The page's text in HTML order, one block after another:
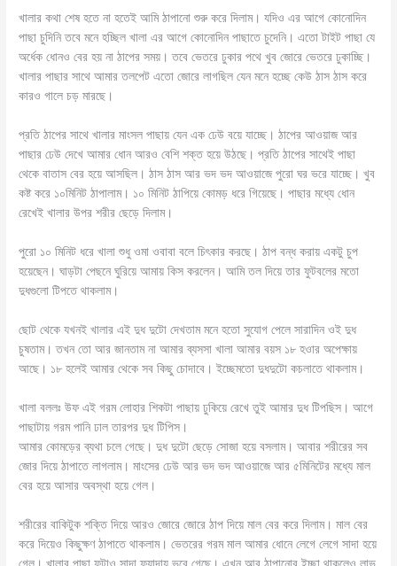
খালার কথা শেষ হতে না হতেই আমি ঠাপানো শুরু করে দিলাম। যদিও এর আগে কোনোদিন
পাছা চুদিনি তবে মনে হচ্ছিল খালা এর আগে কোনোদিন পাছাতে চুদেনি। এতো টাইট পাছা যে
অর্ধেক ধোনও বের হয় না ঠাপের সময়। তবে ভেতরে ঢুকার পথে খুব জোরে ভেতরে ঢুকাচ্ছি।
খালার পাছার সাথে আমার তলপেট এতো জোরে লাগছিল যেন মনে হচ্ছে কেউ ঠাস ঠাস করে
কারও গালে চড় মারছে।
প্রতি ঠাপের সাথে খালার মাংসল পাছায় যেন এক ঢেউ বয়ে যাচ্ছে। ঠাপের আওয়াজ আর
পাছার ঢেউ দেখে আমার ধোন আরও বেশি শক্ত হয়ে উঠছে। প্রতি ঠাপের সাথেই পাছা
থেকে বাতাস বের হয়ে আসছিল। ঠাস ঠাস আর ভদ ভদ আওয়াজে পুরো ঘর ভরে যাচ্ছে। খুব
কষ্ট করে ১০মিনিট ঠাপালাম। ১০ মিনিট ঠাপিয়ে কোমড় ধরে গিয়েছে। পাছার মধ্যে ধোন
রেখেই খালার উপর শরীর ছেড়ে দিলাম।
পুরো ১০ মিনিট ধরে খালা শুধু ওমা ওবাবা বলে চিৎকার করছে। ঠাপ বন্ধ করায় একটু চুপ
হয়েছেন। ঘাড়টা পেছনে ঘুরিয়ে আমায় কিস করলেন। আমি তল দিয়ে তার ফুটবলের মতো
দুধগুলো টিপতে থাকলাম।
ছোট থেকে যখনই খালার এই দুধ দুটো দেখতাম মনে হতো সুযোগ পেলে সারাদিন ওই দুধ
চুষতাম। তখন তো আর জানতাম না আমার ব্যসসা খালা আমার বয়স ১৮ হওার অপেক্ষায়
আছে। ১৮ হলেই আমার থেকে সব কিছু চোদাবে। ইচ্ছেমতো দুধদুটো কচলাতে থাকলাম।
খালা বললঃ উফ এই গরম লোহার শিকটা পাছায় ঢুকিয়ে রেখে তুই আমার দুধ টিপছিস। আগে
পাছাটায় গরম পানি ঢাল তারপর দুধ টিপিস।
আমার কোমড়ের ব্যথা চলে গেছে। দুধ দুটো ছেড়ে সোজা হয়ে বসলাম। আবার শরীরের সব
জোর দিয়ে ঠাপাতে লাগলাম। মাংসের ঢেউ আর ভদ ভদ আওয়াজে আর ৫মিনিটের মধ্যে মাল
বের হয়ে আসার অবস্থা হয়ে গেল।
শরীরের বাকিটুক শক্তি দিয়ে আরও জোরে জোরে ঠাপ দিয়ে মাল বের করে দিলাম। মাল বের
করে দিয়েও কিছুক্ষণ ঠাপাতে থাকলাম। ভেতরের গরম মাল আমার ধোনে লেগে লেগে সাদা হয়ে
গেল। খালার পাছা ফুটাও সাদা ফ্যাদায় ভরে গেছে। এখন আর ঠাপানোর ইচ্ছা থাকলেও লাভ